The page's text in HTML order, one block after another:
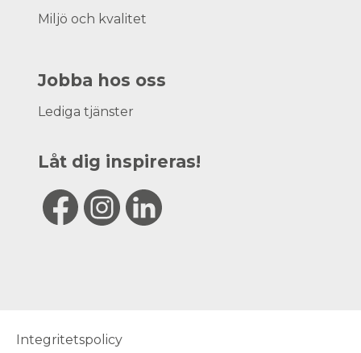
Miljö och kvalitet
Jobba hos oss
Lediga tjänster
Låt dig inspireras!
Integritetspolicy